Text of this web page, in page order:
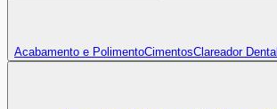
Acabamento e PolimentoCimentosClareador Dental